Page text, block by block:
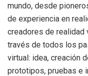
mundo, desde
de experiencia en
creadores de realidad
través de todos los
virtual: idea, creación
prototipos, pruebas e